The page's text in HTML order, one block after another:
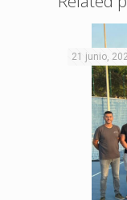
21 junio,